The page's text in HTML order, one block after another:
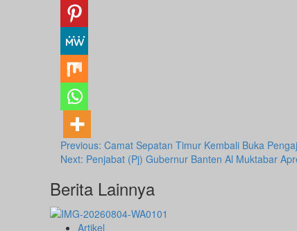
Post
navigation
Previous: Camat Sepatan Timur Kembali Buka
Next: Penjabat (Pj) Gubernur Banten Al Muktabar
Berita Lainnya
Artikel